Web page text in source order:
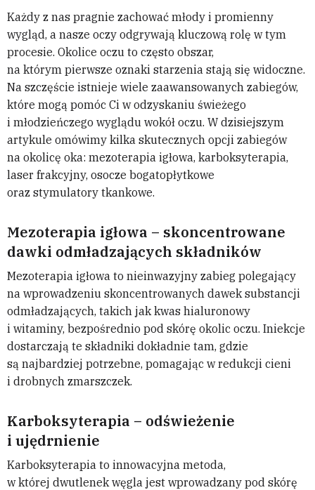
Każdy z nas pragnie zachować młody i promienny
wygląd, a nasze oczy odgrywają kluczową rolę w tym
procesie. Okolice oczu to często obszar,
na którym pierwsze oznaki starzenia stają się widoczne.
Na szczęście istnieje wiele zaawansowanych zabiegów,
które mogą pomóc Ci w odzyskaniu świeżego
i młodzieńczego wyglądu wokół oczu. W dzisiejszym
artykule omówimy kilka skutecznych opcji zabiegów
na okolicę oka: mezoterapia igłowa, karboksyterapia,
laser frakcyjny, osocze bogatopłytkowe
oraz stymulatory tkankowe.
Mezoterapia igłowa – skoncentrowane
dawki odmładzających składników
Mezoterapia igłowa to nieinwazyjny zabieg polegający
na wprowadzeniu skoncentrowanych dawek substancji
odmładzających, takich jak kwas hialuronowy
i witaminy, bezpośrednio pod skórę okolic oczu. Iniekcje
dostarczają te składniki dokładnie tam, gdzie
są najbardziej potrzebne, pomagając w redukcji cieni
i drobnych zmarszczek.
Karboksyterapia – odświeżenie
i ujędrnienie
Karboksyterapia to innowacyjna metoda,
w której dwutlenek węgla jest wprowadzany pod skórę